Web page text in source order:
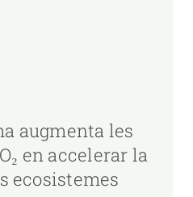
augmenta les
en accelerar la
ecosistemes